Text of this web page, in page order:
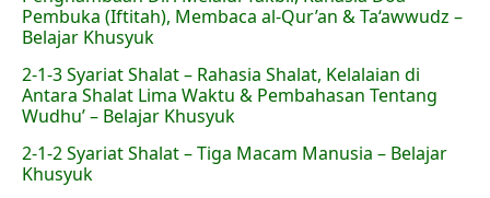
Pembuka (Iftitah), Membaca al-Qur’an & Ta‘awwudz –
Belajar Khusyuk
2-1-3 Syariat Shalat – Rahasia Shalat, Kelalaian di
Antara Shalat Lima Waktu & Pembahasan Tentang
Wudhu’ – Belajar Khusyuk
2-1-2 Syariat Shalat – Tiga Macam Manusia – Belajar
Khusyuk